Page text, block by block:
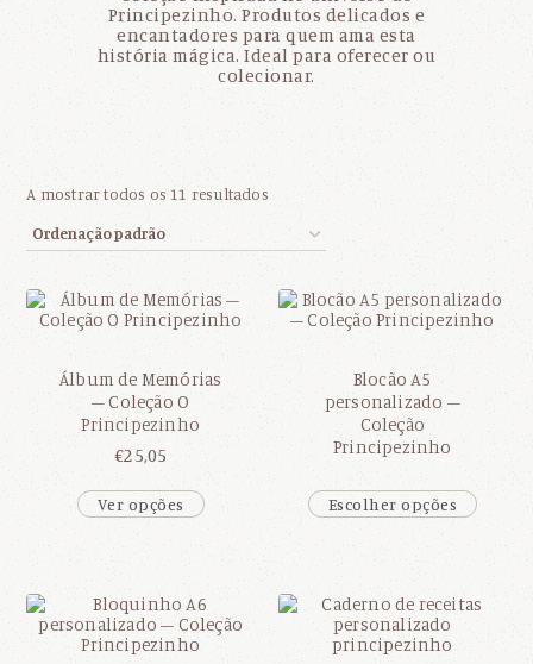
Principezinho. Produtos delicados e
encantadores para quem ama esta
história mágica. Ideal para oferecer ou
colecionar.
A mostrar todos os 11 resultados
Álbum de Memórias
– Coleção O
Principezinho
€25,05
Ver opções
Blocão A5
personalizado –
Coleção
Principezinho
Escolher opções